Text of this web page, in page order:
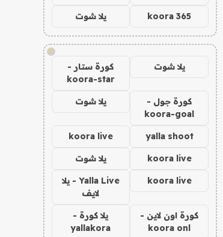
koora 365 يلا شوت
!
يلا شوت
كورة ستار -
koora-star
كورة جول -
koora-goal
يلا شوت
yalla shoot
koora live
koora live يلا شوت
koora live
Yalla Live - يلا
لايف
كورة اون لاين -
koora onl
يلا كورة -
yallakora